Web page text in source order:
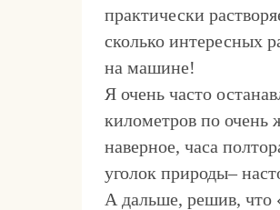
практически
сколько интересных
на машине!
Я очень часто
километров по очень
наверное, часа
уголок природы–
А дальше, решив, что